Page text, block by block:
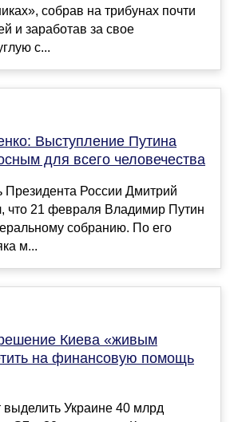
собрав на трибунах почти
и заработав за свое
с...
Выступление Путина
для всего человечества
Президента России Дмитрий
что 21 февраля Владимир Путин
собранию. По его
м...
Киева «живым
на финансовую помощь
Украине 40 млрд